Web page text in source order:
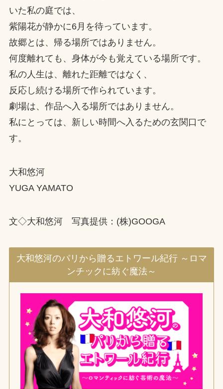
いた私の庭では、
紫陽花が静かに6月を待っています。
故郷とは、帰る場所ではありません。
何度離れても、身体が今も覚えている場所です。
私の人生は、離れた距離ではなく、
反応し続ける場所で作られています。
劇場は、作品へ入る場所ではありません。
私にとっては、新しい時間へ入るための玄関口で
す。
大和悠河
YUGA YAMATO
文◇大和悠河 写真提供：(株)GOOGA
大和悠河のパリから贈るエトワール紀行 ～ロマ
ンチックに紡ぐ魔法～